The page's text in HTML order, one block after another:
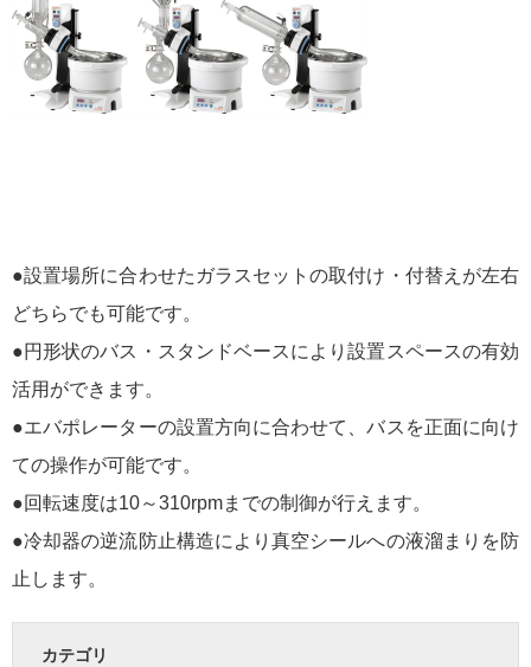
●設置場所に合わせたガラスセットの取付け・付替えが左右
どちらでも可能です。
●円形状のバス・スタンドベースにより設置スペースの有効
活用ができます。
●エバポレーターの設置方向に合わせて、バスを正面に向け
ての操作が可能です。
●回転速度は10～310rpmまでの制御が行えます。
●冷却器の逆流防止構造により真空シールへの液溜まりを防
止します。
カテゴリ